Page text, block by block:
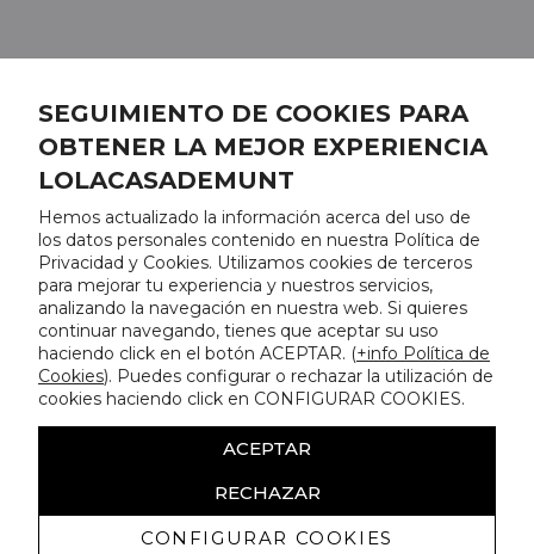
SEGUIMIENTO DE COOKIES PARA
OBTENER LA MEJOR EXPERIENCIA
LOLACASADEMUNT
Hemos actualizado la información acerca del uso de
los datos personales contenido en nuestra Política de
Privacidad y Cookies. Utilizamos cookies de terceros
para mejorar tu experiencia y nuestros servicios,
analizando la navegación en nuestra web. Si quieres
continuar navegando, tienes que aceptar su uso
haciendo click en el botón ACEPTAR. (+info Política de
Cookies). Puedes configurar o rechazar la utilización de
cookies haciendo click en CONFIGURAR COOKIES.
ACEPTAR
RECHAZAR
CONFIGURAR COOKIES